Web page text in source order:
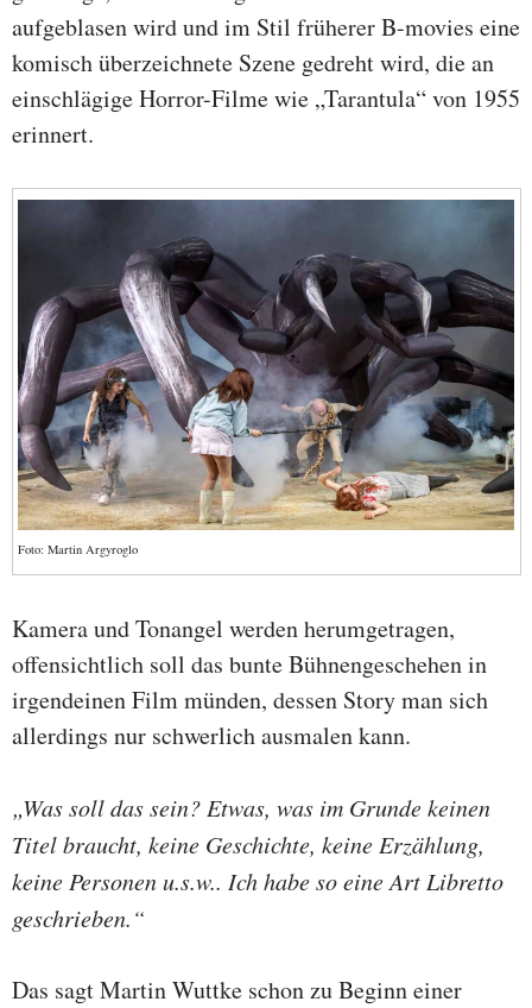
aufgeblasen wird und im Stil früherer B-movies eine
komisch überzeichnete Szene gedreht wird, die an
einschlägige Horror-Filme wie „Tarantula“ von 1955
erinnert.
Foto: Martin Argyroglo
Kamera und Tonangel werden herumgetragen,
offensichtlich soll das bunte Bühnengeschehen in
irgendeinen Film münden, dessen Story man sich
allerdings nur schwerlich ausmalen kann.
„Was soll das sein? Etwas, was im Grunde keinen
Titel braucht, keine Geschichte, keine Erzählung,
keine Personen u.s.w.. Ich habe so eine Art Libretto
geschrieben.“
Das sagt Martin Wuttke schon zu Beginn einer